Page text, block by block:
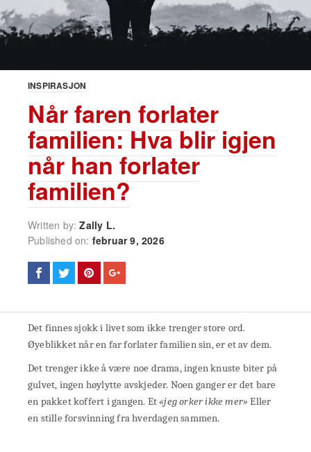
INSPIRASJON
Når faren forlater
familien: Hva blir igjen
når han forlater
familien?
Written by:Zally L.
Published on: februar 9, 2026
Det finnes sjokk i livet som ikke trenger store ord.
Øyeblikket når en far forlater familien sin, er et av dem.
Det trenger ikke å være noe drama, ingen knuste biter på
gulvet, ingen høylytte avskjeder. Noen ganger er det bare
en pakket koffert i gangen. Et«jeg orker ikke mer»Eller
en stille forsvinning fra hverdagen sammen.